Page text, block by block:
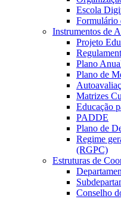
Escola
Formulário
Instrumentos de
Projeto
Plano
Plano de
Matrizes
Educação
PADDE
Plano de
Regime
(RGPC)
Estruturas de
Conselho